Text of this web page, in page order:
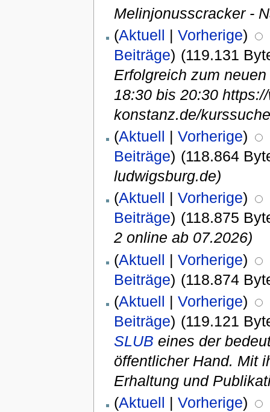
Melinjonusscracker -
(Aktuell | Vorherige)
Beiträge) (119.131
Erfolgreich zum
18:30 bis 20:30
konstanz.de/
(Aktuell | Vorherige)
Beiträge) (118.864
ludwigsburg.de)
(Aktuell | Vorherige)
Beiträge) (118.875
2 online ab 07.2026)
(Aktuell | Vorherige)
Beiträge) (118.874
(Aktuell | Vorherige)
Beiträge) (119.121
SLUB eines der
öffentlicher Hand. Mit
Erhaltung und
(Aktuell | Vorherige)